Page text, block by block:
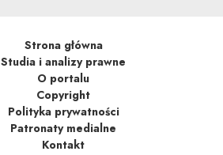
Strona główna
Studia i analizy prawne
O portalu
Copyright
Polityka prywatności
Patronaty medialne
Kontakt